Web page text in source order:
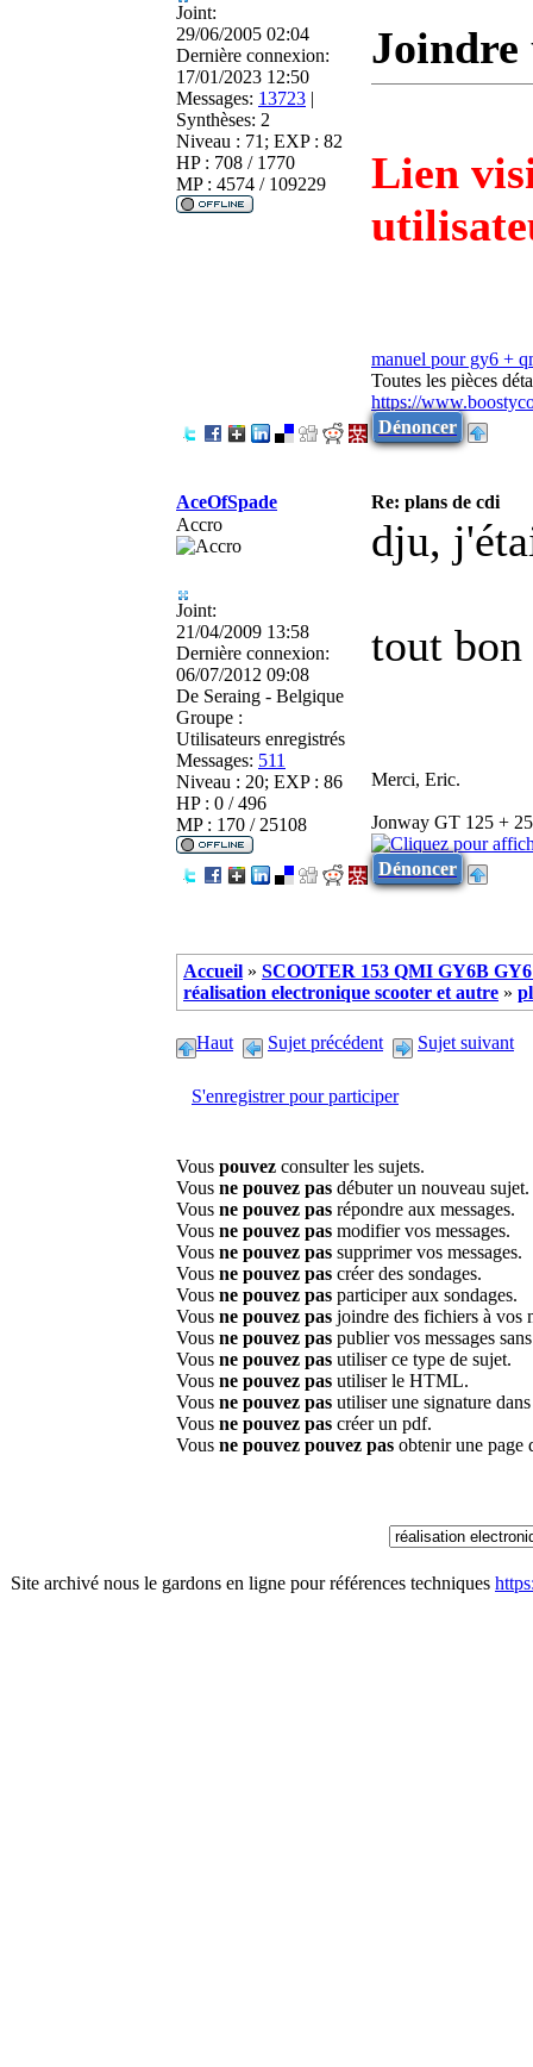
Joint:
29/06/2005 02:04
Dernière connexion:
17/01/2023 12:50
Messages: 13723 |
Synthèses: 2
Niveau : 71; EXP : 82
HP : 708 / 1770
MP : 4574 / 109229
Lien
manuel pour gy6 +
Toutes les pièces
https://
Dénoncer
AceOfSpade
Re: plans de cdi
Accro
Joint:
21/04/2009 13:58
Dernière connexion:
06/07/2012 09:08
De Seraing - Belgique
Groupe :
Utilisateurs enregistrés
Messages: 511
Niveau : 20; EXP : 86
HP : 0 / 496
MP : 170 / 25108
dju,
tout
Merci, Eric.
Jonway GT 125 +
Dénoncer
Accueil » SCOOTER 153 QMI GY6B
réalisation electronique scooter et autre »
Haut Sujet précédent Sujet suivant
S'enregistrer pour participer
Vous pouvez consulter les sujets.
Vous ne pouvez pas débuter un nouveau sujet.
Vous ne pouvez pas répondre aux messages.
Vous ne pouvez pas modifier vos messages.
Vous ne pouvez pas supprimer vos messages.
Vous ne pouvez pas créer des sondages.
Vous ne pouvez pas participer aux sondages.
Vous ne pouvez pas joindre des fichiers à vos
Vous ne pouvez pas publier vos messages
Vous ne pouvez pas utiliser ce type de sujet.
Vous ne pouvez pas utiliser le HTML.
Vous ne pouvez pas utiliser une signature
Vous ne pouvez pas créer un pdf.
Vous ne pouvez pouvez pas obtenir une page
Site archivé nous le gardons en ligne pour références techniques